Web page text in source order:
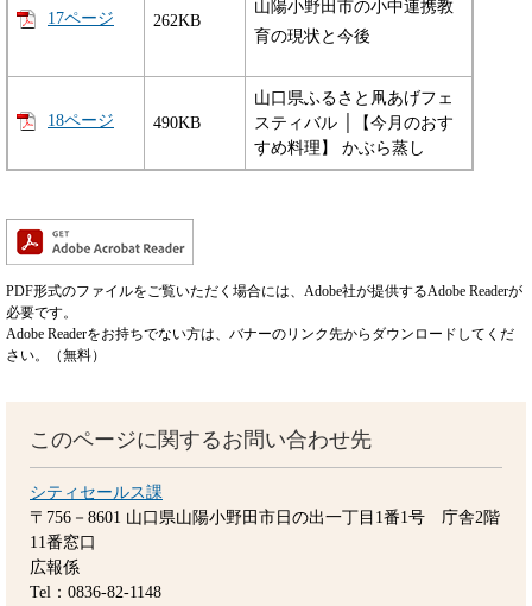
17ページ 262KB
山陽小野田市の小中連携教
育の現状と今後
18ページ 490KB
山口県ふるさと凧あげフェ
スティバル │【今月のおす
すめ料理】 かぶら蒸し
PDF形式のファイルをご覧いただく場合には、Adobe社が提供するAdobe Readerが
必要です。
Adobe Readerをお持ちでない方は、バナーのリンク先からダウンロードしてくだ
さい。（無料）
このページに関するお問い合わせ先
シティセールス課
〒756－8601 山口県山陽小野田市日の出一丁目1番1号 庁舎2階
11番窓口
広報係
Tel：0836-82-1148